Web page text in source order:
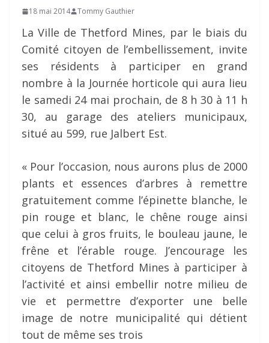
18 mai 2014 Tommy Gauthier
La Ville de Thetford Mines, par le biais du
Comité citoyen de l’embellissement, invite
ses résidents à participer en grand
nombre à la Journée horticole qui aura lieu
le samedi 24 mai prochain, de 8 h 30 à 11 h
30, au garage des ateliers municipaux,
situé au 599, rue Jalbert Est.
« Pour l’occasion, nous aurons plus de 2000
plants et essences d’arbres à remettre
gratuitement comme l’épinette blanche, le
pin rouge et blanc, le chêne rouge ainsi
que celui à gros fruits, le bouleau jaune, le
frêne et l’érable rouge. J’encourage les
citoyens de Thetford Mines à participer à
l’activité et ainsi embellir notre milieu de
vie et permettre d’exporter une belle
image de notre municipalité qui détient
tout de même ses trois